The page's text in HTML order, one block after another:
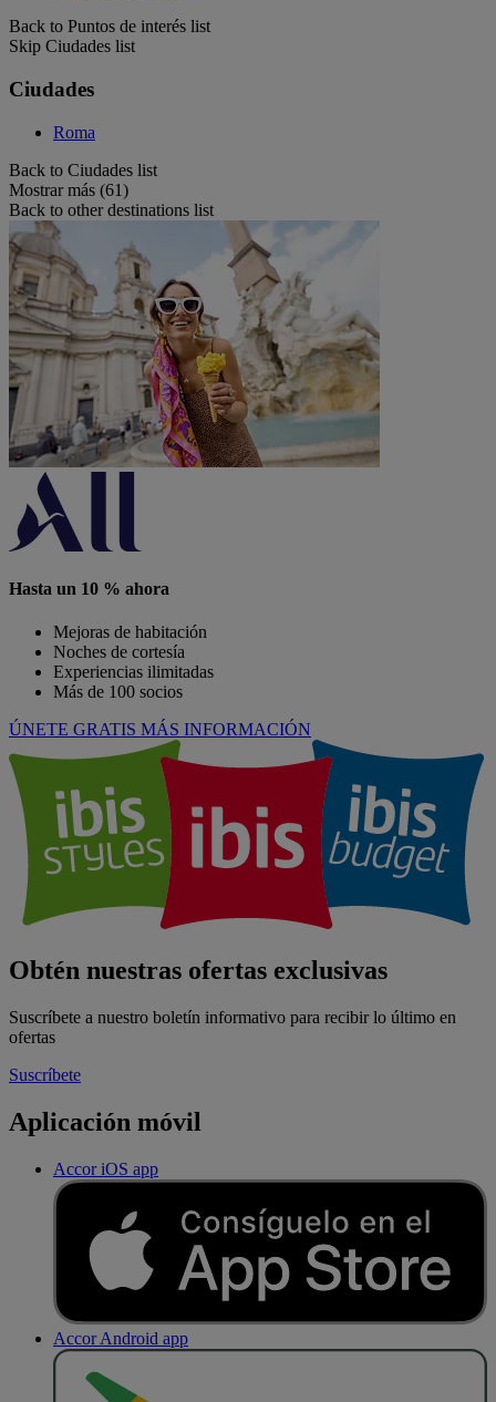
Back to Puntos de interés list
Skip Ciudades list
Ciudades
Roma
Back to Ciudades list
Mostrar más (61)
Back to other destinations list
Hasta un 10 % ahora
Mejoras de habitación
Noches de cortesía
Experiencias ilimitadas
Más de 100 socios
ÚNETE GRATIS MÁS INFORMACIÓN
Obtén nuestras ofertas exclusivas
Suscríbete a nuestro boletín informativo para recibir lo último en
ofertas
Suscríbete
Aplicación móvil
Accor iOS app
Accor Android app